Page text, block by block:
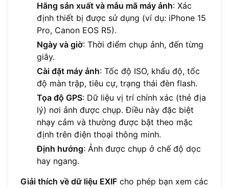
Hãng sản xuất và mẫu mã máy ảnh: Xác
định thiết bị được sử dụng (ví dụ: iPhone 15
Pro, Canon EOS R5).
Ngày và giờ: Thời điểm chụp ảnh, đến từng
giây.
Cài đặt máy ảnh: Tốc độ ISO, khẩu độ, tốc
độ màn trập, tiêu cự, trạng thái đèn flash.
Tọa độ GPS: Dữ liệu vị trí chính xác (thẻ địa
lý) nơi ảnh được chụp. Điều này đặc biệt
nhạy cảm và thường được bật theo mặc
định trên điện thoại thông minh.
Định hướng: Ảnh được chụp ở chế độ dọc
hay ngang.
Giải thích về dữ liệu EXIF cho phép bạn xem các